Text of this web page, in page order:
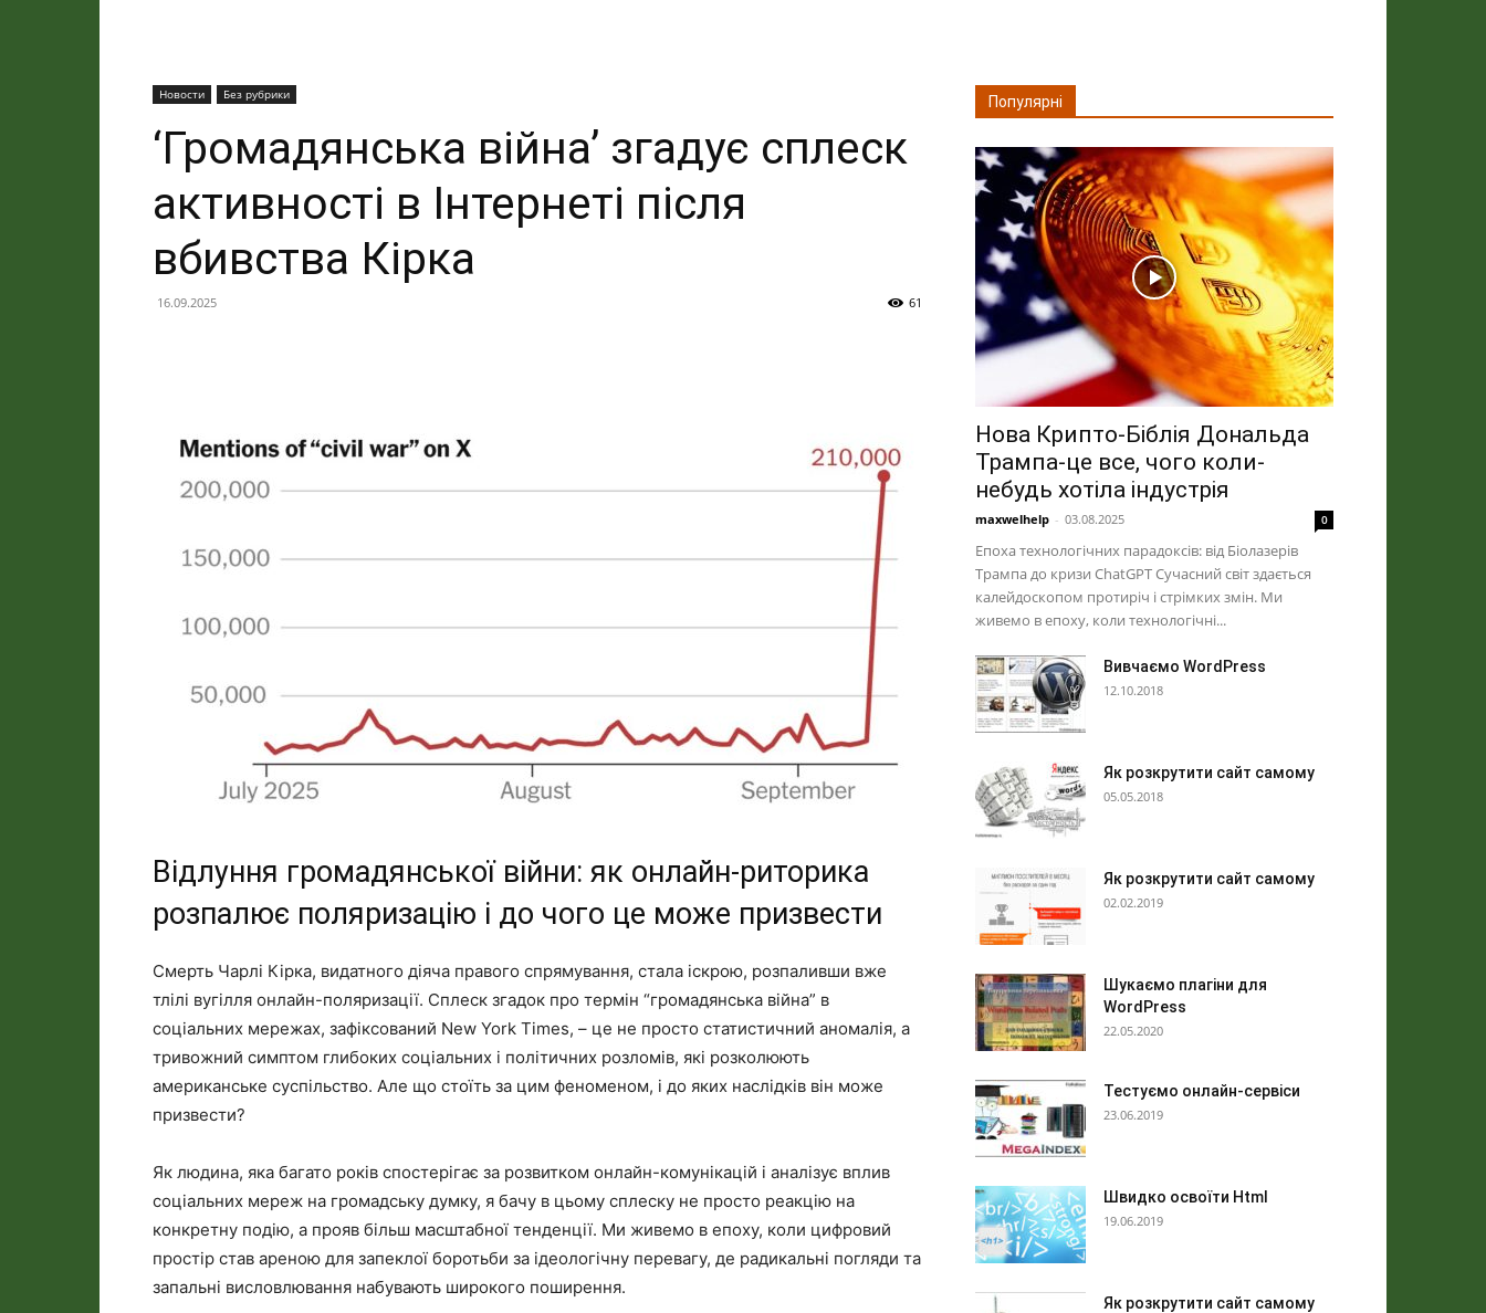
Новости Без рубрики
‘Громадянська війна’ згадує сплеск
активності в Інтернеті після
вбивства Кірка
16.09.2025 61
Відлуння громадянської війни: як онлайн-риторика
розпалює поляризацію і до чого це може призвести
Смерть Чарлі Кірка, видатного діяча правого спрямування, стала іскрою, розпаливши вже
тлілі вугілля онлайн-поляризації. Сплеск згадок про термін “громадянська війна” в
соціальних мережах, зафіксований New York Times, – це не просто статистичний аномалія, а
тривожний симптом глибоких соціальних і політичних розломів, які розколюють
американське суспільство. Але що стоїть за цим феноменом, і до яких наслідків він може
призвести?
Як людина, яка багато років спостерігає за розвитком онлайн-комунікацій і аналізує вплив
соціальних мереж на громадську думку, я бачу в цьому сплеску не просто реакцію на
конкретну подію, а прояв більш масштабної тенденції. Ми живемо в епоху, коли цифровий
простір став ареною для запеклої боротьби за ідеологічну перевагу, де радикальні погляди та
запальні висловлювання набувають широкого поширення.
Популярні
Нова Крипто-Біблія Дональда
Трампа-це все, чого коли-
небудь хотіла індустрія
maxwelhelp - 03.08.2025 0
Епоха технологічних парадоксів: від Біолазерів
Трампа до кризи ChatGPT Сучасний світ здається
калейдоскопом протиріч і стрімких змін. Ми
живемо в епоху, коли технологічні...
Вивчаємо WordPress
12.10.2018
Як розкрутити сайт самому
05.05.2018
Як розкрутити сайт самому
02.02.2019
Шукаємо плагіни для
WordPress
22.05.2020
Тестуємо онлайн-сервіси
23.06.2019
Швидко освоїти Html
19.06.2019
Як розкрутити сайт самому